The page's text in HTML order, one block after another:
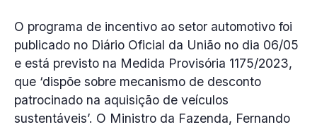
O programa de incentivo ao setor automotivo foi
publicado no Diário Oficial da União no dia 06/05
e está previsto na Medida Provisória 1175/2023,
que ‘dispõe sobre mecanismo de desconto
patrocinado na aquisição de veículos
sustentáveis’. O Ministro da Fazenda, Fernando